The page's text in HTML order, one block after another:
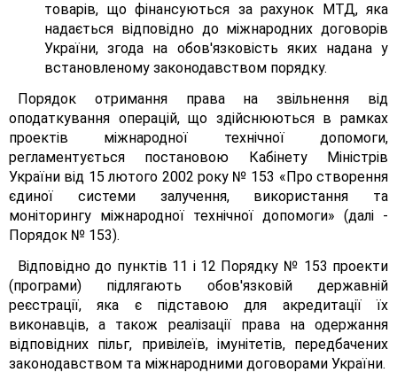
товарів, що фінансуються за рахунок МТД, яка
надається відповідно до міжнародних договорів
України, згода на обов'язковість яких надана у
встановленому законодавством порядку.
Порядок отримання права на звільнення від
оподаткування операцій, що здійснюються в рамках
проектів міжнародної технічної допомоги,
регламентується постановою Кабінету Міністрів
України від 15 лютого 2002 року № 153 «Про створення
єдиної системи залучення, використання та
моніторингу міжнародної технічної допомоги» (далі -
Порядок № 153).
Відповідно до пунктів 11 і 12 Порядку № 153 проекти
(програми) підлягають обов'язковій державній
реєстрації, яка є підставою для акредитації їх
виконавців, а також реалізації права на одержання
відповідних пільг, привілеїв, імунітетів, передбачених
законодавством та міжнародними договорами України.